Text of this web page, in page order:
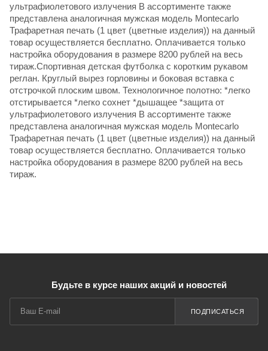
ультрафиолетового излучения В ассортименте также
представлена аналогичная мужская модель Montecarlo
Трафаретная печать (1 цвет (цветные изделия)) на данный
товар осуществляется бесплатно. Оплачивается только
настройка оборудования в размере 8200 рублей на весь
тираж.Спортивная детская футболка с коротким рукавом
реглан. Круглый вырез горловины и боковая вставка с
отстрочкой плоским швом. Технологичное полотно: *легко
отстирывается *легко сохнет *дышащее *защита от
ультрафиолетового излучения В ассортименте также
представлена аналогичная мужская модель Montecarlo
Трафаретная печать (1 цвет (цветные изделия)) на данный
товар осуществляется бесплатно. Оплачивается только
настройка оборудования в размере 8200 рублей на весь
тираж.
Будьте в курсе наших акций и новостей
ПОДПИСАТЬСЯ